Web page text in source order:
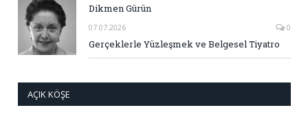
Dikmen Gürün
07.07.2026 0
Gerçeklerle Yüzleşmek ve Belgesel Tiyatro
AÇIK KÖŞE